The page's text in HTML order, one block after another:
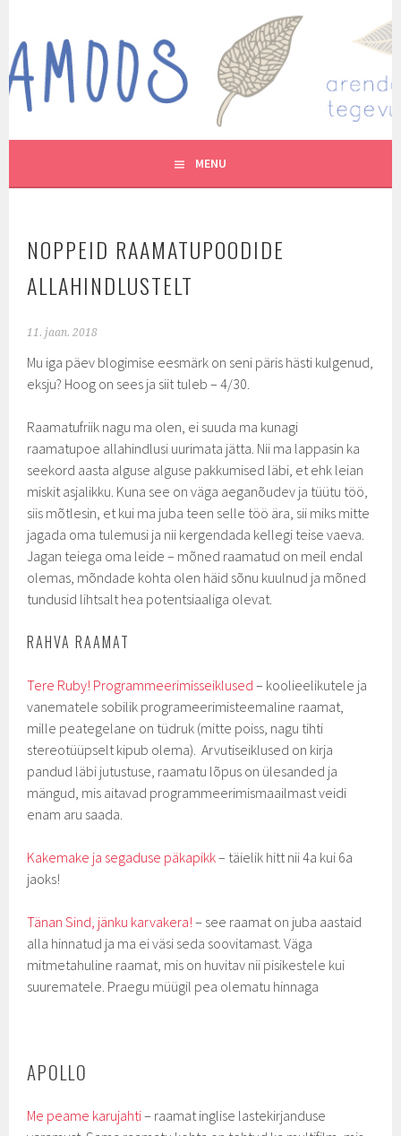
content
MUTUKAMOOS
ARENDAVAID TEGEVUSI LASTEGA
MENU
NOPPEID RAAMATUPOODIDE
ALLAHINDLUSTELT
11. jaan. 2018
Mu iga päev blogimise eesmärk on seni päris hästi kulgenud,
eksju? Hoog on sees ja siit tuleb – 4/30.
Raamatufriik nagu ma olen, ei suuda ma kunagi
raamatupoe allahindlusi uurimata jätta. Nii ma lappasin ka
seekord aasta alguse alguse pakkumised läbi, et ehk leian
miskit asjalikku. Kuna see on väga aeganõudev ja tüütu töö,
siis mõtlesin, et kui ma juba teen selle töö ära, sii miks mitte
jagada oma tulemusi ja nii kergendada kellegi teise vaeva.
Jagan teiega oma leide – mõned raamatud on meil endal
olemas, mõndade kohta olen häid sõnu kuulnud ja mõned
tundusid lihtsalt hea potentsiaaliga olevat.
RAHVA RAAMAT
Tere Ruby! Programmeerimisseiklused – koolieelikutele ja
vanematele sobilik programeerimisteemaline raamat,
mille peategelane on tüdruk (mitte poiss, nagu tihti
stereotüüpselt kipub olema). Arvutiseiklused on kirja
pandud läbi jutustuse, raamatu lõpus on ülesanded ja
mängud, mis aitavad programmeerimismaailmast veidi
enam aru saada.
Kakemake ja segaduse päkapikk– täielik hitt nii 4a kui 6a
jaoks!
Tänan Sind, jänku karvakera! – see raamat on juba aastaid
alla hinnatud ja ma ei väsi seda soovitamast. Väga
mitmetahuline raamat, mis on huvitav nii pisikestele kui
suurematele. Praegu müügil pea olematu hinnaga
APOLLO
Me peame karujahti– raamat inglise lastekirjanduse